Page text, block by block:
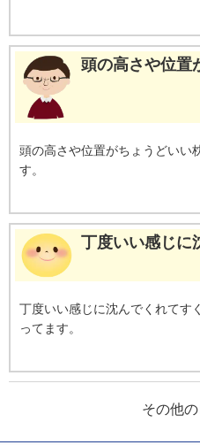
頭の高さや位置
頭の高さや位置がちょうどいい
す。
丁度いい感じに
丁度いい感じに沈んでくれてす
ってます。
気持ち良い寝心
その他